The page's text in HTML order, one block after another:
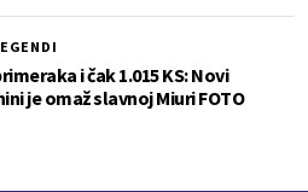
i čak 1.015 KS: Novi
je omaž slavnoj Miuri FOTO